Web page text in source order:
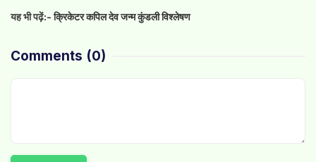
यह भी पढ़ें:-क्रिकेटर कपिल देव जन्म कुंडली विश्लेषण
Comments (0)